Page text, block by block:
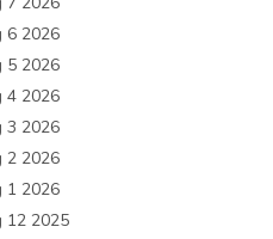
6 2026
5 2026
4 2026
3 2026
2 2026
1 2026
12 2025